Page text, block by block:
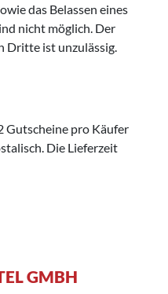
das Belassen eines
nicht möglich. Der
Dritte ist unzulässig.
Gutscheine pro Käufer
Die Lieferzeit
GMBH